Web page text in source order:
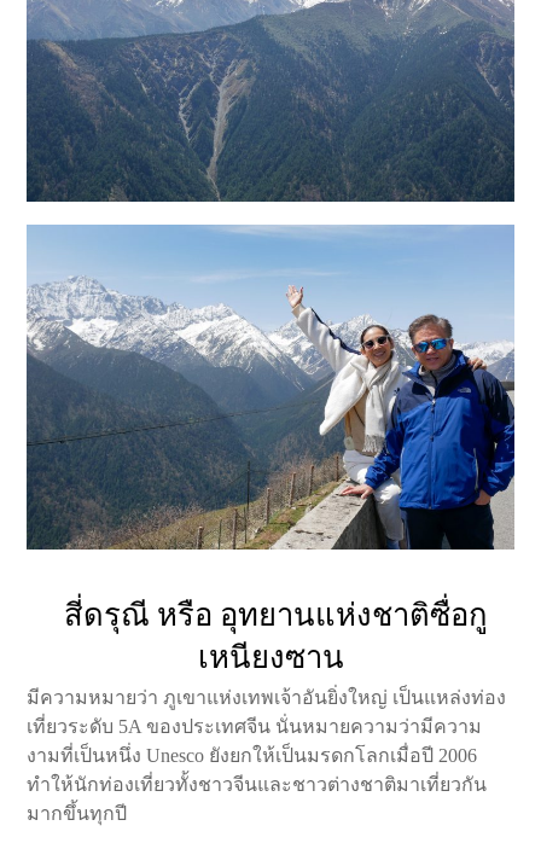
สี่ดรุณี หรือ อุทยานแห่งชาติซื่อกู
เหนียงซาน
มีความหมายว่า ภูเขาแห่งเทพเจ้าอันยิ่งใหญ่ เป็นแหล่งท่อง
เที่ยวระดับ 5A ของประเทศจีน นั่นหมายความว่ามีความ
งามที่เป็นหนึ่ง Unesco ยังยกให้เป็นมรดกโลกเมื่อปี 2006
ทำให้นักท่องเที่ยวทั้งชาวจีนและชาวต่างชาติมาเที่ยวกัน
มากขึ้นทุกปี